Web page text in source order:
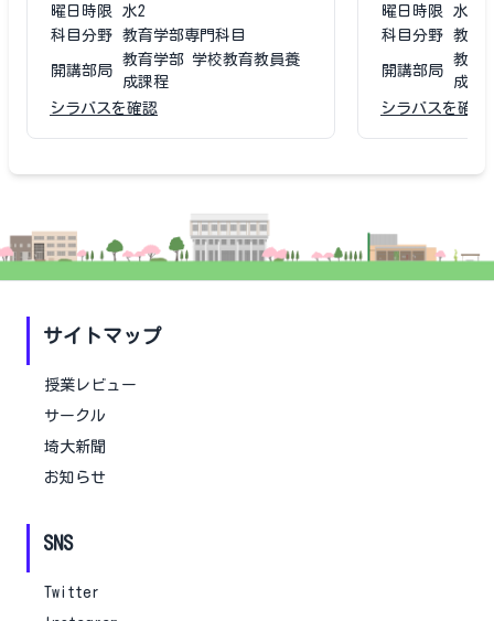
曜日時限
水2
科目分野
教育学部専門科目
開講部局
教育学部 学校教育教員養
成課程
シラバスを確認
曜日時限
水2
科目分野
教育
開講部局
教育
成課
シラバスを確認
サイトマップ
授業レビュー
サークル
埼大新聞
お知らせ
SNS
Twitter